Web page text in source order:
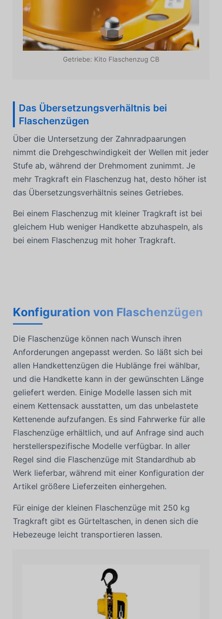
Getriebe: Kito Flaschenzug CB
Das Übersetzungsverhältnis bei
Flaschenzügen
Über die Untersetzung der Zahnradpaarungen
nimmt die Drehgeschwindigkeit der Wellen mit jeder
Stufe ab, während der Drehmoment zunimmt. Je
mehr Tragkraft ein Flaschenzug hat, desto höher ist
das Übersetzungsverhältnis seines Getriebes.
Bei einem Flaschenzug mit kleiner Tragkraft ist bei
gleichem Hub weniger Handkette abzuhaspeln, als
bei einem Flaschenzug mit hoher Tragkraft.
Konfiguration von Flaschenzügen
Die Flaschenzüge können nach Wunsch ihren
Anforderungen angepasst werden. So läßt sich bei
allen Handkettenzügen die Hublänge frei wählbar,
und die Handkette kann in der gewünschten Länge
geliefert werden. Einige Modelle lassen sich mit
einem Kettensack ausstatten, um das unbelastete
Kettenende aufzufangen. Es sind Fahrwerke für alle
Flaschenzüge erhältlich, und auf Anfrage sind auch
herstellerspezifische Modelle verfügbar. In aller
Regel sind die Flaschenzüge mit Standardhub ab
Werk lieferbar, während mit einer Konfiguration der
Artikel größere Lieferzeiten einhergehen.
Für einige der kleinen Flaschenzüge mit 250 kg
Tragkraft gibt es Gürteltaschen, in denen sich die
Hebezeuge leicht transportieren lassen.